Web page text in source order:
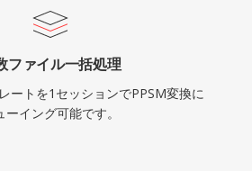
ファイル一括処理
ートを1セッションでPPSM変換に
ーイング可能です。